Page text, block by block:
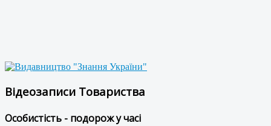
Відеозаписи Товариства
Особистість - подорож у часі